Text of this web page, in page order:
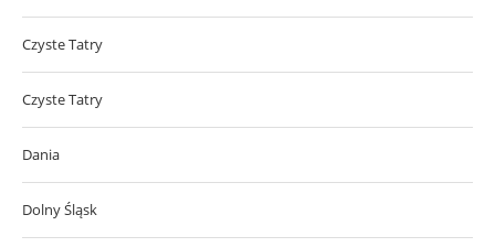
Czyste Tatry
Czyste Tatry
Dania
Dolny Śląsk